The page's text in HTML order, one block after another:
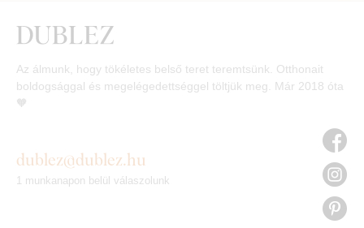
Az álmunk, hogy tökéletes belső teret teremtsünk. Otthonait
boldogsággal és megelégedettséggel töltjük meg. Már 2018 óta
🧡
dublez@dublez.hu
1 munkanapon belül válaszolunk